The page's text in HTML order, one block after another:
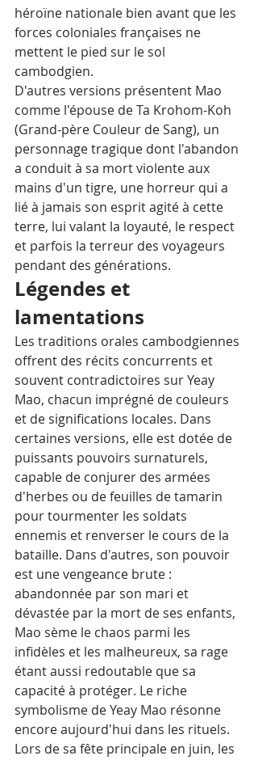
héroïne nationale bien avant que les
forces coloniales françaises ne
mettent le pied sur le sol
cambodgien.
D'autres versions présentent Mao
comme l'épouse de Ta Krohom-Koh
(Grand-père Couleur de Sang), un
personnage tragique dont l'abandon
a conduit à sa mort violente aux
mains d'un tigre, une horreur qui a
lié à jamais son esprit agité à cette
terre, lui valant la loyauté, le respect
et parfois la terreur des voyageurs
pendant des générations.
Légendes et
lamentations
Les traditions orales cambodgiennes
offrent des récits concurrents et
souvent contradictoires sur Yeay
Mao, chacun imprégné de couleurs
et de significations locales. Dans
certaines versions, elle est dotée de
puissants pouvoirs surnaturels,
capable de conjurer des armées
d'herbes ou de feuilles de tamarin
pour tourmenter les soldats
ennemis et renverser le cours de la
bataille. Dans d'autres, son pouvoir
est une vengeance brute :
abandonnée par son mari et
dévastée par la mort de ses enfants,
Mao sème le chaos parmi les
infidèles et les malheureux, sa rage
étant aussi redoutable que sa
capacité à protéger. Le riche
symbolisme de Yeay Mao résonne
encore aujourd'hui dans les rituels.
Lors de sa fête principale en juin, les